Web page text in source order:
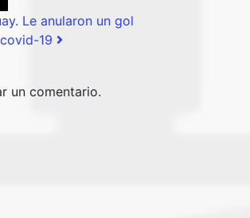
Le anularon un gol
19
un comentario.